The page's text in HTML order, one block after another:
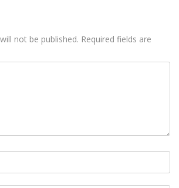
not be published. Required fields are